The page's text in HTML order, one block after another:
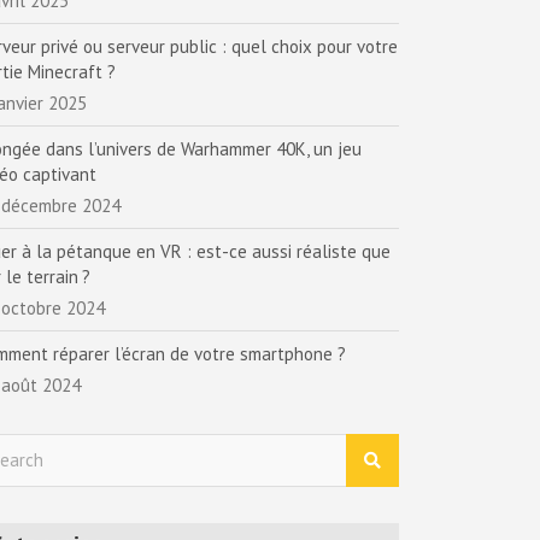
privé ou serveur public : quel choix pour votre
Minecraft ?
2025
dans l’univers de Warhammer 40K, un jeu
captivant
2024
à la pétanque en VR : est-ce aussi réaliste que
le terrain ?
2024
réparer l’écran de votre smartphone ?
2024